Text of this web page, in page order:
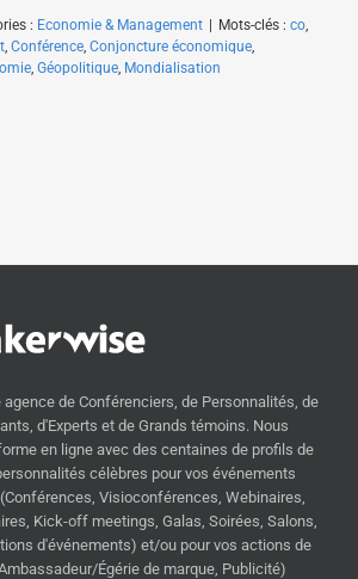
: Economie & Management | Mots-clés : co,
, Conférence, Conjoncture économique,
, Géopolitique, Mondialisation
de Conférenciers, de Personnalités, de
d'Experts et de Grands témoins. Nous
en ligne avec des centaines de profils de
célèbres pour vos événements
Visioconférences, Webinaires,
Kick-off meetings, Galas, Soirées, Salons,
d'événements) et/ou pour vos actions de
Égérie de marque, Publicité)